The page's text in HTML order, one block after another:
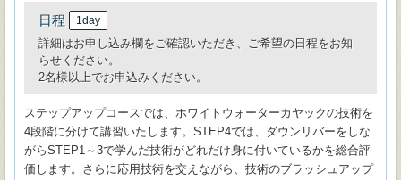
日程 1day
詳細はお申し込み欄をご確認いただき、ご希望の日程をお知
らせください。
2名様以上でお申込みください。
ステップアップコースでは、ホワイトウォーターカヤックの技術を
4段階に分けて講習いたします。STEP4では、ダウンリバーをしな
がらSTEP1～3で学んだ技術がどれだけ身に付いているかを総合評
価します。さらに応用技術を交えながら、技術のブラッシュアップ